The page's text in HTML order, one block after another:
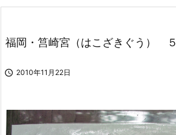
福岡・筥崎宮（はこざきぐう） ５
 2010年11月22日